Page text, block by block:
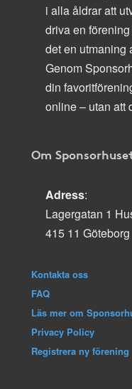
i alla åldrar att
driva en
det en utmaning
Genom
din
online – utan att
Om
Adress:
Lagergatan 1
415 11 Göteborg
Kontakta oss
FAQ
Läs mer om
Privacy Policy
Registrera ny förening